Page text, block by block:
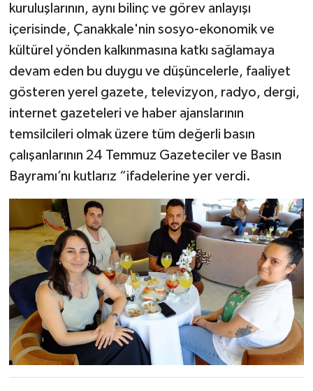
kuruluşlarının, aynı bilinç ve görev anlayışı
içerisinde, Çanakkale'nin sosyo-ekonomik ve
kültürel yönden kalkınmasına katkı sağlamaya
devam eden bu duygu ve düşüncelerle, faaliyet
gösteren yerel gazete, televizyon, radyo, dergi,
internet gazeteleri ve haber ajanslarının
temsilcileri olmak üzere tüm değerli basın
çalışanlarının 24 Temmuz Gazeteciler ve Basın
Bayramı’nı kutlarız “ifadelerine yer verdi.